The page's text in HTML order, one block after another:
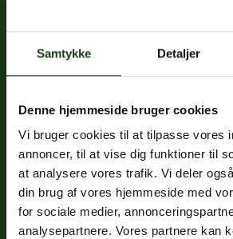
Samtykke Detaljer
Denne hjemmeside bruger cookies
Vi bruger cookies til at tilpasse vores
annoncer, til at vise dig funktioner til
at analysere vores trafik. Vi deler
din brug af vores hjemmeside med
for sociale medier,
analysepartnere. Vores partnere kan
Fredericiavej 69B, st.
7100 Vejle
CVR: 32334512
Trustpilot